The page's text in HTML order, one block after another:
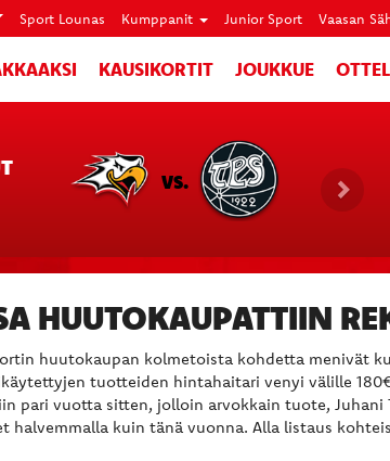
Sport Lounas Kumppanit Junior Sport Vaasan
KAUSIKORTIT JOUKKUE
VS.
HUUTOKAUPATTIIN
huutokaupan kolmetoista kohdetta menivät
tuotteiden hintahaitari venyi välille
pari vuotta sitten, jolloin arvokkain tuote, Juhani
halvemmalla kuin tänä vuonna. Alla listaus